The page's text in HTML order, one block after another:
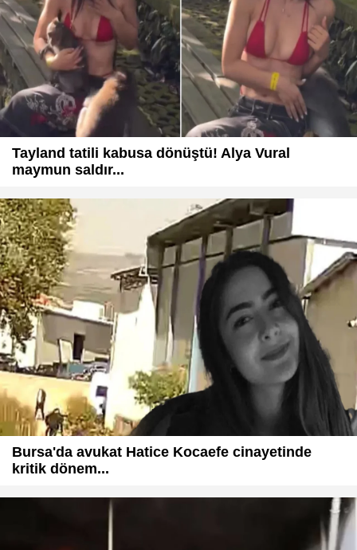
Tayland tatili kabusa dönüştü! Alya Vural
maymun saldır...
Bursa'da avukat Hatice Kocaefe cinayetinde
kritik dönem...